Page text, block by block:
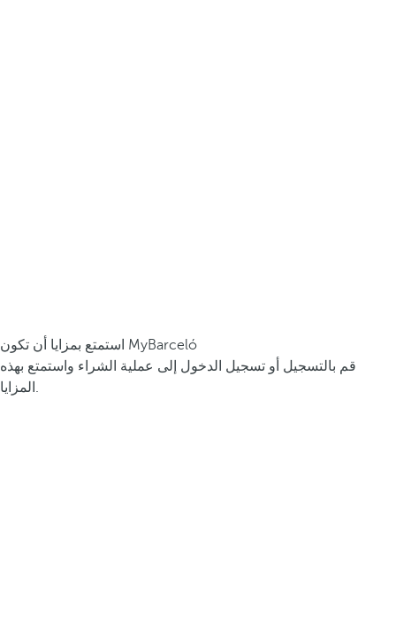
استمتع بمزايا أن تكون MyBarceló
قم بالتسجيل أو تسجيل الدخول إلى عملية الشراء واستمتع بهذه
المزايا.